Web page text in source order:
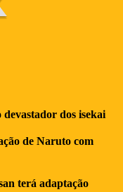
dos isekai
de Naruto com
terá adaptação